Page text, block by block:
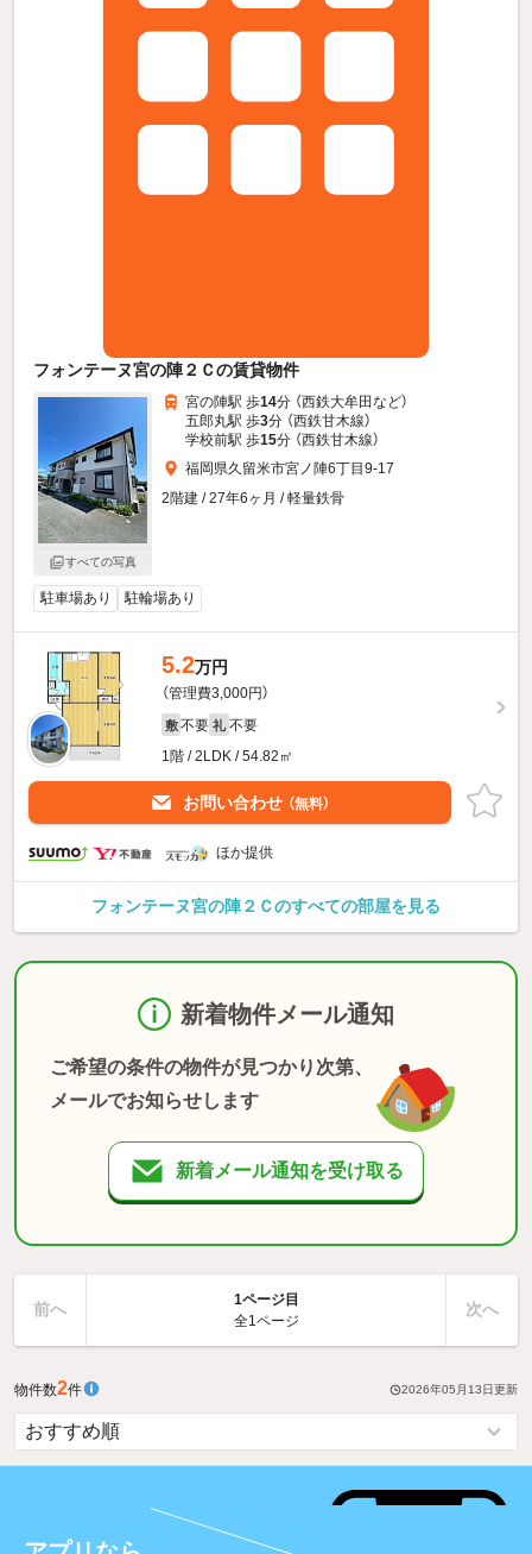
フォンテーヌ宮の陣２Ｃの賃貸物件
すべての写真
宮の陣駅 歩14分 （西鉄大牟田など）
五郎丸駅 歩3分 （西鉄甘木線）
学校前駅 歩15分 （西鉄甘木線）
福岡県久留米市宮ノ陣6丁目9-17
2階建 / 27年6ヶ月 / 軽量鉄骨
駐車場あり 駐輪場あり
5.2万円
（管理費3,000円）
敷 不要 礼 不要
1階 / 2LDK / 54.82㎡
お問い合わせ （無料）
ほか提供
フォンテーヌ宮の陣２Ｃのすべての部屋を見る
新着物件メール通知
ご希望の条件の物件が見つかり次第、
メールでお知らせします
新着メール通知を受け取る
前へ
1ページ目
全1ページ
次へ
物件数2件 2026年05月13日更新